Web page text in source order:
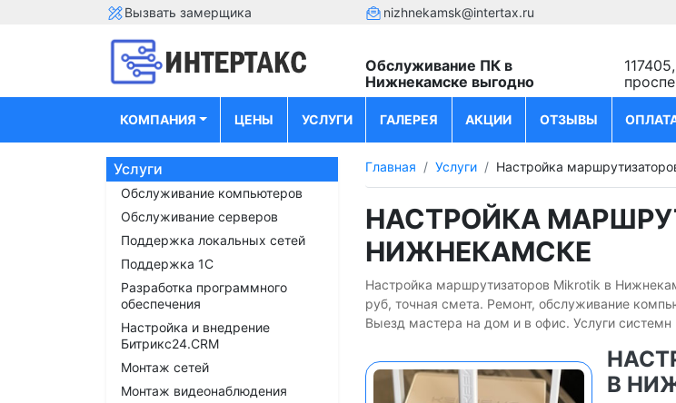
Вызвать замерщика nizhnekamsk@intertax.ru
Обслуживание ПК в
Нижнекамске выгодно
КОМПАНИЯ ЦЕНЫ УСЛУГИ ГАЛЕРЕЯ АКЦИИ ОТЗЫВЫ
Услуги
Обслуживание компьютеров
Обслуживание серверов
Поддержка локальных сетей
Поддержка 1С
Разработка программного
обеспечения
Настройка и внедрение
Битрикс24.CRM
Монтаж сетей
Монтаж видеонаблюдения
Главная Услуги Настройка
НАСТРОЙКА
НИЖНЕКАМСКЕ
Настройка маршрутизаторов Mikrotik в
руб, точная смета. Ремонт, обслуживание
Выезд мастера на дом и в офис. Услуги системн
В